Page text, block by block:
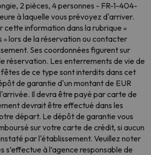
2 pièces, 4 personnes - FR-1-404-
à laquelle vous prévoyez d'arriver.
cette information dans la rubrique «
» lors de la réservation ou contacter
Ses coordonnées figurent sur
réservation. Les enterrements de vie de
de ce type sont interdits dans cet
de garantie d'un montant de EUR
Il devra être payé par carte de
devrait être effectué dans les
départ. Le dépôt de garantie vous
sur votre carte de crédit, si aucun
par l'établissement. Veuillez noter
s’effectue à l’agence responsable de